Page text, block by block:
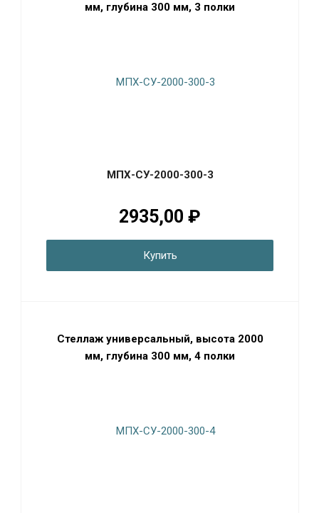
мм, глубина 300 мм, 3 полки
МПХ-СУ-2000-300-3
2935,00 ₽
Купить
Стеллаж универсальный, высота 2000
мм, глубина 300 мм, 4 полки